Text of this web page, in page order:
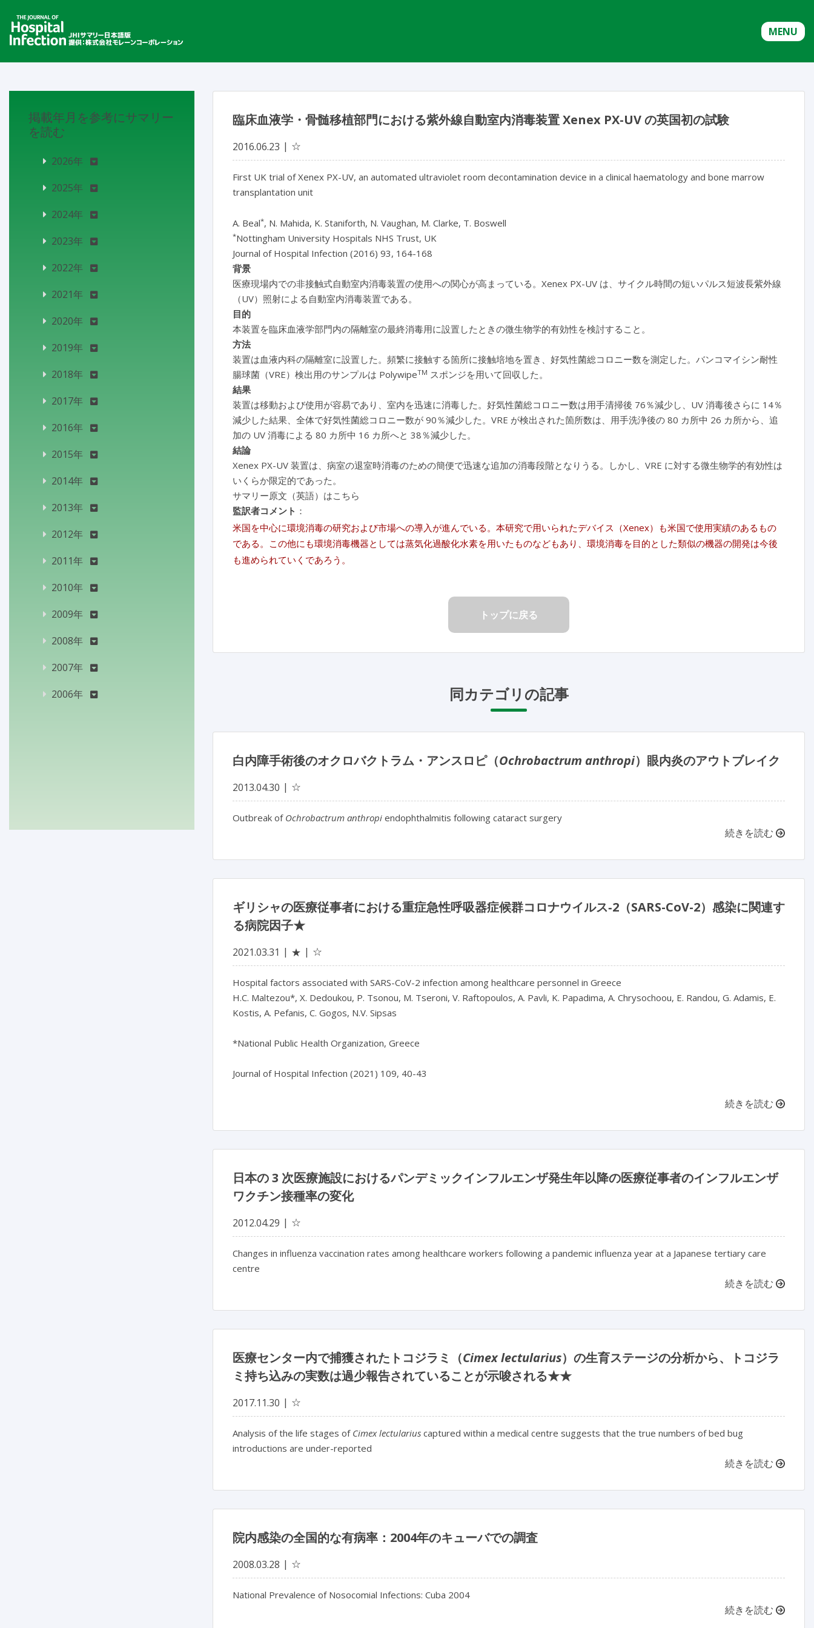
MENU
臨床血液学・骨髄移植部門における紫外線自動室内消毒装置 Xenex PX-UV の英国初の試験
2016.06.23 ☆
First UK trial of Xenex PX-UV, an automated ultraviolet room decontamination device in a clinical haematology and bone marrow
transplantation unit
A. Beal*, N. Mahida, K. Staniforth, N. Vaughan, M. Clarke, T. Boswell
*Nottingham University Hospitals NHS Trust, UK
Journal of Hospital Infection (2016) 93, 164-168
背景
医療現場内での非接触式自動室内消毒装置の使用への関心が高まっている。Xenex PX-UV は、サイクル時間の短いパルス短波長紫外線
（UV）照射による自動室内消毒装置である。
目的
本装置を臨床血液学部門内の隔離室の最終消毒用に設置したときの微生物学的有効性を検討すること。
方法
装置は血液内科の隔離室に設置した。頻繁に接触する箇所に接触培地を置き、好気性菌総コロニー数を測定した。バンコマイシン耐性
腸球菌（VRE）検出用のサンプルは PolywipeTM スポンジを用いて回収した。
結果
装置は移動および使用が容易であり、室内を迅速に消毒した。好気性菌総コロニー数は用手清掃後 76％減少し、UV 消毒後さらに 14％
減少した結果、全体で好気性菌総コロニー数が 90％減少した。VRE が検出された箇所数は、用手洗浄後の 80 カ所中 26 カ所から、追
加の UV 消毒による 80 カ所中 16 カ所へと 38％減少した。
結論
Xenex PX-UV 装置は、病室の退室時消毒のための簡便で迅速な追加の消毒段階となりうる。しかし、VRE に対する微生物学的有効性は
いくらか限定的であった。
サマリー原文（英語）はこちら
監訳者コメント ：
米国を中心に環境消毒の研究および市場への導入が進んでいる。本研究で用いられたデバイス（Xenex）も米国で使用実績のあるもの
である。この他にも環境消毒機器としては蒸気化過酸化水素を用いたものなどもあり、環境消毒を目的とした類似の機器の開発は今後
も進められていくであろう。
トップに戻る
同カテゴリの記事
白内障手術後のオクロバクトラム・アンスロピ（Ochrobactrum anthropi）眼内炎のアウトブレイク
2013.04.30 ☆
Outbreak of Ochrobactrum anthropi endophthalmitis following cataract surgery
続きを読む
ギリシャの医療従事者における重症急性呼吸器症候群コロナウイルス‐2（SARS-CoV-2）感染に関連す
る病院因子★
2021.03.31 ★ ☆
Hospital factors associated with SARS-CoV-2 infection among healthcare personnel in Greece
H.C. Maltezou*, X. Dedoukou, P. Tsonou, M. Tseroni, V. Raftopoulos, A. Pavli, K. Papadima, A. Chrysochoou, E. Randou, G. Adamis, E.
Kostis, A. Pefanis, C. Gogos, N.V. Sipsas
*National Public Health Organization, Greece
Journal of Hospital Infection (2021) 109, 40-43
続きを読む
日本の 3 次医療施設におけるパンデミックインフルエンザ発生年以降の医療従事者のインフルエンザ
ワクチン接種率の変化
2012.04.29 ☆
Changes in influenza vaccination rates among healthcare workers following a pandemic influenza year at a Japanese tertiary care
centre
続きを読む
医療センター内で捕獲されたトコジラミ（Cimex lectularius）の生育ステージの分析から、トコジラ
ミ持ち込みの実数は過少報告されていることが示唆される★★
2017.11.30 ☆
Analysis of the life stages of Cimex lectularius captured within a medical centre suggests that the true numbers of bed bug
introductions are under-reported
続きを読む
院内感染の全国的な有病率：2004年のキューバでの調査
2008.03.28 ☆
National Prevalence of Nosocomial Infections: Cuba 2004
続きを読む
掲載年月を参考にサマリー
を読む
2026年
2025年
2024年
2023年
2022年
2021年
2020年
2019年
2018年
2017年
2016年
2015年
2014年
2013年
2012年
2011年
2010年
2009年
2008年
2007年
2006年